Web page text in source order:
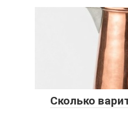
Сколько